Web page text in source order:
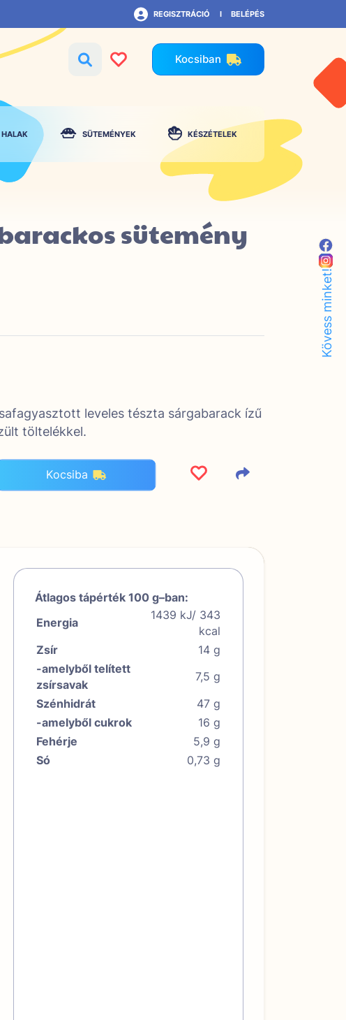
REGISZTRÁCIÓ BELÉPÉS
Kocsiban
HALAK SÜTEMÉNYEK KÉSZÉTELEK
sütemény
leveles tészta sárgabarack ízű
töltelékkel.
Kocsiba
Átlagos tápérték 100 g–ban:
Energia
1439 kJ/ 343
kcal
Zsír
14 g
-amelyből telített
zsírsavak
7,5 g
Szénhidrát
47 g
-amelyből cukrok
16 g
Fehérje
5,9 g
Só
0,73 g
Kövess minket!